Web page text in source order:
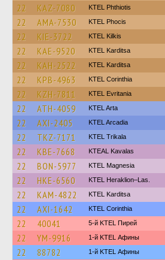
22 KAZ-7080 ΚΤΕL Phthiotis
22 AMA-7530 ΚΤΕL Phocis
22 KIE-3722 KTEL Kilkis
22 KAE-9520 ΚΤΕL Karditsa
22 KAH-2522 ΚΤΕL Karditsa
22 KPB-4963 KTEL Corinthia
22 KZH-7811 ΚΤΕL Evritania
22 ATH-4059 KTEL Arta
22 AXI-2405 KTEL Arcadia
22 TKZ-7171 ΚΤΕL Τrikala
22 KBE-7668 KTEAL Kavalas
22 BON-5977 ΚΤΕL Magnesia
22 HKE-6560 KTEL Heraklion–Las.
22 KAM-4822 ΚΤΕL Karditsa
22 AXI-1642 KTEL Corinthia
22 40041 5-й KTEL Пирей
22 YM-9916 1-й KTEL Афины
22 88782 1-й KTEL Афины